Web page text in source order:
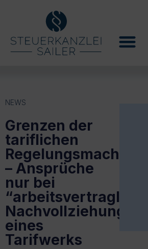
NEWS
Grenzen der
tariflichen
Regelungsmacht
– Ansprüche
nur bei
“arbeitsvertraglicher
Nachvollziehung”
eines
Tarifwerks